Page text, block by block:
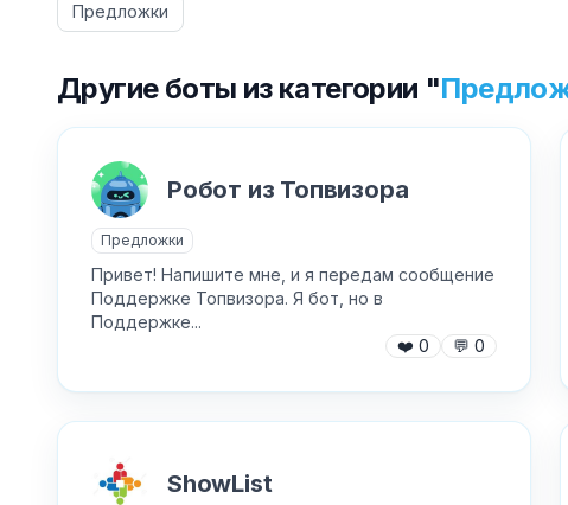
Предложки
Другие боты из категории "
Робот из Топвизора
Предложки
Привет! Напишите мне, и я передам сообщение
Поддержке Топвизора. Я бот, но в
Поддержке...
❤️ 0 💬 0
ShowList